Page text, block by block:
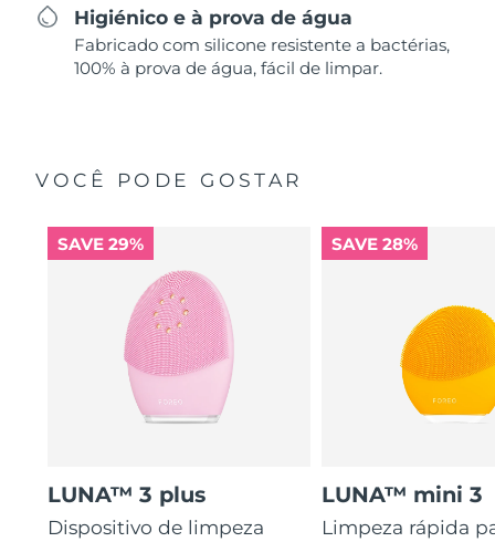
Higiénico e à prova de água
Fabricado com silicone resistente a bactérias,
100% à prova de água, fácil de limpar.
VOCÊ PODE GOSTAR
SAVE 29%
LUNA™ 3 plus
Dispositivo de limpeza
SAVE 28%
LUNA™ mini 3
Limpeza rápida